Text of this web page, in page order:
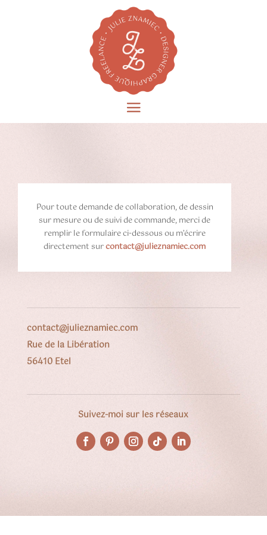
Pour toute demande de collaboration, de dessin
sur mesure ou de suivi de commande, merci de
remplir le formulaire ci-dessous ou m’écrire
directement surcontact@julieznamiec.com
contact@julieznamiec.com
Rue de la Libération
56410 Etel
Suivez-moi sur les réseaux